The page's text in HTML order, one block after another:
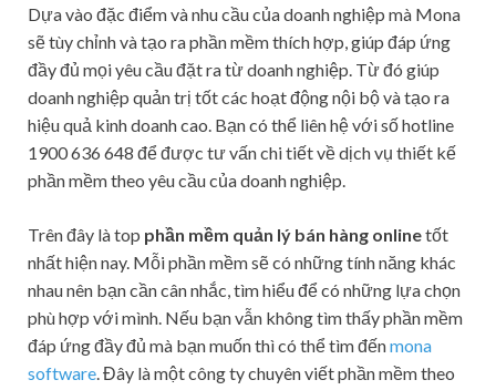
Dựa vào đặc điểm và nhu cầu của doanh nghiệp mà Mona
sẽ tùy chỉnh và tạo ra phần mềm thích hợp, giúp đáp ứng
đầy đủ mọi yêu cầu đặt ra từ doanh nghiệp. Từ đó giúp
doanh nghiệp quản trị tốt các hoạt động nội bộ và tạo ra
hiệu quả kinh doanh cao. Bạn có thể liên hệ với số hotline
1900 636 648 để được tư vấn chi tiết về dịch vụ thiết kế
phần mềm theo yêu cầu của doanh nghiệp.
Trên đây là top phần mềm quản lý bán hàng onlinetốt
nhất hiện nay. Mỗi phần mềm sẽ có những tính năng khác
nhau nên bạn cần cân nhắc, tìm hiểu để có những lựa chọn
phù hợp với mình. Nếu bạn vẫn không tìm thấy phần mềm
đáp ứng đầy đủ mà bạn muốn thì có thể tìm đếnmona
software. Đây là một công ty chuyên viết phần mềm theo